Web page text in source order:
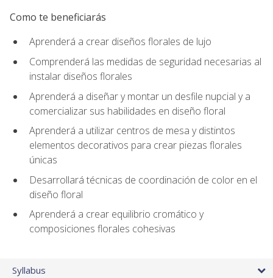
Como te beneficiarás
Aprenderá a crear diseños florales de lujo
Comprenderá las medidas de seguridad necesarias al
instalar diseños florales
Aprenderá a diseñar y montar un desfile nupcial y a
comercializar sus habilidades en diseño floral
Aprenderá a utilizar centros de mesa y distintos
elementos decorativos para crear piezas florales
únicas
Desarrollará técnicas de coordinación de color en el
diseño floral
Aprenderá a crear equilibrio cromático y
composiciones florales cohesivas
Syllabus